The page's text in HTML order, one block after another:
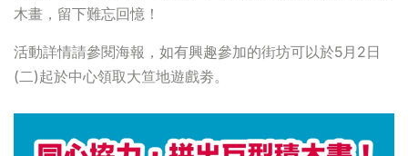
木畫，留下難忘回憶！
活動詳情請參閱海報，如有興趣參加的街坊可以於5月2日
(二)起於中心領取大笪地遊戲劵。